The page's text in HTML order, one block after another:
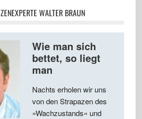
WALTER BRAUN
Wie man sich
bettet, so liegt
man
Nachts erholen wir uns
von den Strapazen des
»Wachzustands« und